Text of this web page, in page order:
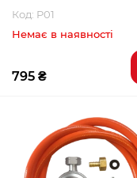
Код: P01
Немає в наявності
795 ₴